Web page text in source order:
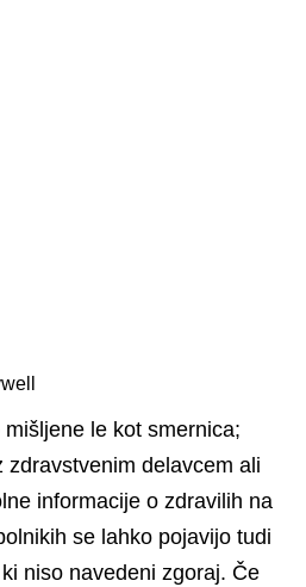
le kot smernica;
zdravstvenim delavcem ali
informacije o zdravilih na
se lahko pojavijo tudi
niso navedeni zgoraj. Če